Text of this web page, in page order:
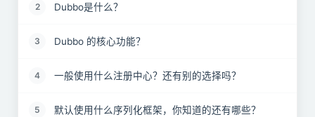
2 Dubbo是什么？
3 Dubbo 的核心功能？
4 一般使用什么注册中心？还有别的选择吗？
5 默认使用什么序列化框架，你知道的还有哪些？